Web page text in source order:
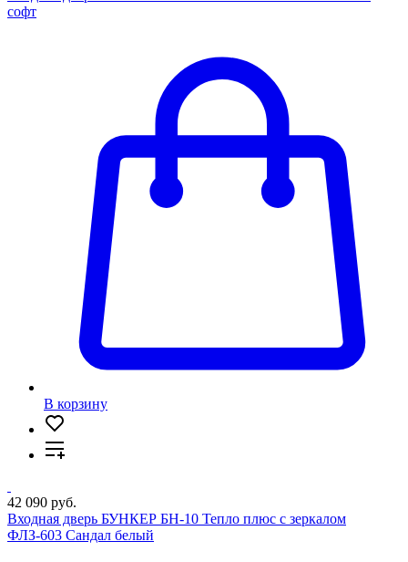
софт
В корзину
42 090 руб.
Входная дверь БУНКЕР БН-10 Тепло плюс с зеркалом
ФЛЗ-603 Сандал белый